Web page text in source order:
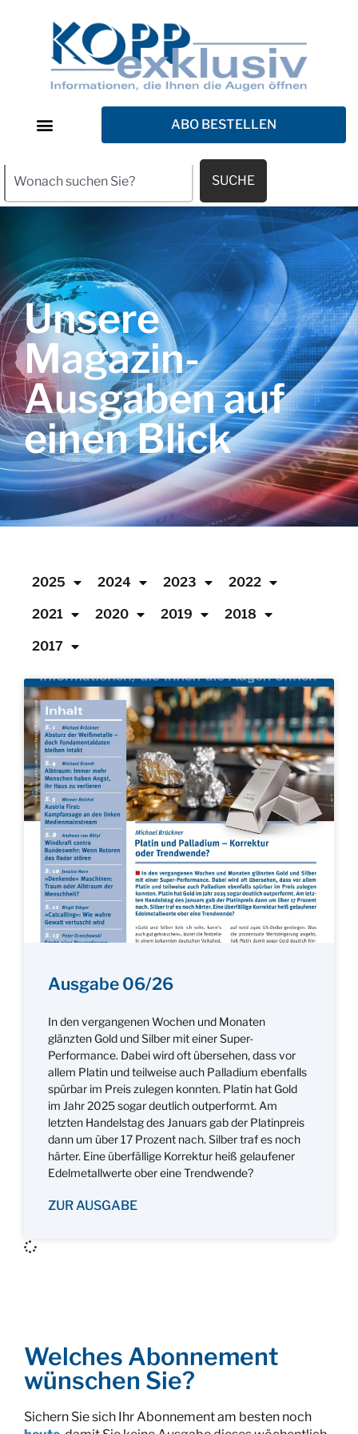
ABO BESTELLEN
SUCHE
Unsere
Magazin-
Ausgaben auf
einen Blick
2025 2024 2023 2022
2021 2020 2019 2018
2017
Ausgabe 06/26
In den vergangenen Wochen und Monaten
glänzten Gold und Silber mit einer Super-
Performance. Dabei wird oft übersehen, dass vor
allem Platin und teilweise auch Palladium ebenfalls
spürbar im Preis zulegen konnten. Platin hat Gold
im Jahr 2025 sogar deutlich outperformt. Am
letzten Handelstag des Januars gab der Platinpreis
dann um über 17 Prozent nach. Silber traf es noch
härter. Eine überfällige Korrektur heiß gelaufener
Edelmetallwerte ober eine Trendwende?
ZUR AUSGABE
Welches Abonnement
wünschen Sie?
Sichern Sie sich Ihr Abonnement am besten noch